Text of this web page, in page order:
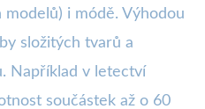
i módě. Výhodou
složitých tvarů a
Například v letectví
součástek až o 60